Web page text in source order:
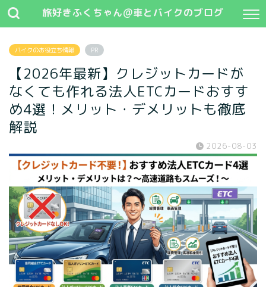
旅好きふくちゃん@車とバイクのブログ
バイクのお役立ち情報 PR
【2026年最新】クレジットカードが
なくても作れる法人ETCカードおすす
め4選！メリット・デメリットも徹底
解説
2026-08-03